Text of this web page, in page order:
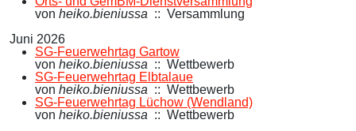
von heiko.bieniussa :: Versammlung
Juni 2026
SG-Feuerwehrtag Gartow
von heiko.bieniussa :: Wettbewerb
SG-Feuerwehrtag Elbtalaue
von heiko.bieniussa :: Wettbewerb
SG-Feuerwehrtag Lüchow (Wendland)
von heiko.bieniussa :: Wettbewerb